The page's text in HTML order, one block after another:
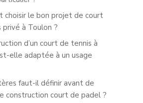
choisir le bon projet de court
privé à Toulon ?
d’un court de tennis à
elle adaptée à un usage
faut-il définir avant de
construction court de padel ?